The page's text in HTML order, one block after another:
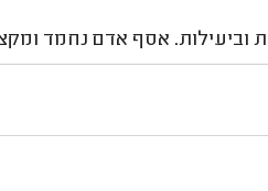
אסף אדם נחמד